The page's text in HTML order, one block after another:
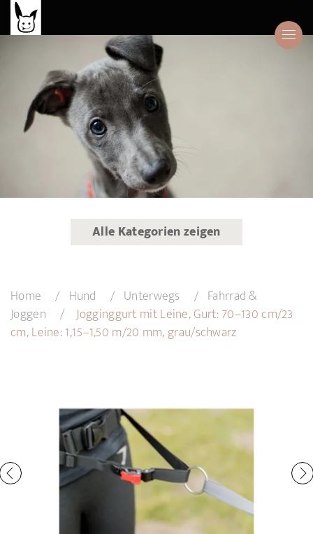
Alle Kategorien zeigen
Home Hund Unterwegs
Fahrrad &
Joggen
Jogginggurt mit Leine, Gurt: 70–130 cm/23
cm, Leine: 1,15–1,50 m/20 mm, grau/schwarz